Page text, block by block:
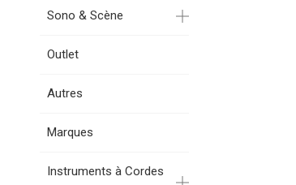
Sono & Scène
Outlet
Autres
Marques
Instruments à Cordes